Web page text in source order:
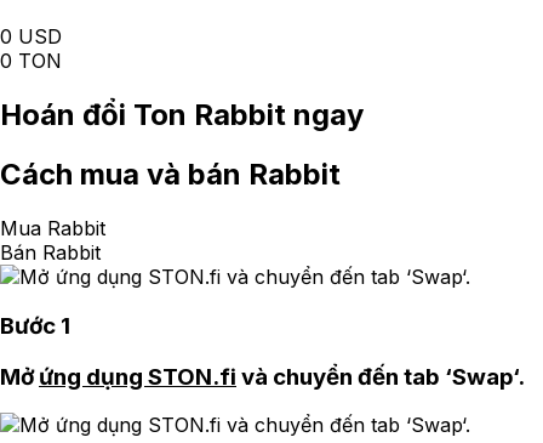
0 USD
0 TON
Hoán đổi Ton Rabbit ngay
Cách mua và bán Rabbit
Mua Rabbit
Bán Rabbit
Bước 1
Mởứng dụng STON.fi và chuyển đến tab ‘Swap‘.